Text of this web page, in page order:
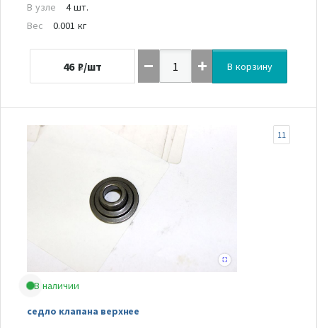
В узле
4 шт.
Вес
0.001 кг
46 ₽/шт В корзину
В наличии
седло клапана верхнее
11